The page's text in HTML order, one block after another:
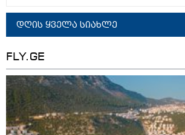
შეიძინე ალდაგის სამოგზაურო
მიიღე გაორმაგებული ინტერნეტი
საზოგადოება
დღის ყველა სიახლე
FLY.GE